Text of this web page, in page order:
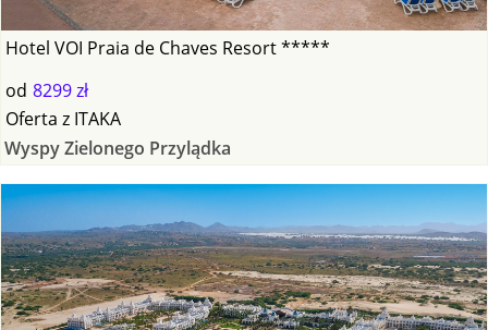
Hotel VOI Praia de Chaves Resort *****
od 8299 zł
Oferta z ITAKA
Wyspy Zielonego Przylądka